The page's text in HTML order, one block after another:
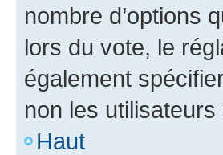
nombre d’options
lors du vote, le
également
non les
Haut